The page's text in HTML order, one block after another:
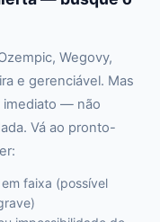
Wegovy,
e gerenciável. Mas
imediato — não
Vá ao pronto-
faixa (possível